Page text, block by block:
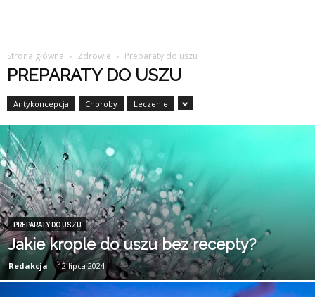
Strona główna Zdrowie Preparaty do uszu
PREPARATY DO USZU
Antykoncepcja Choroby Leczenie
PREPARATY DO USZU
Jakie krople do uszu bez recepty?
Redakcja - 12 lipca 2024